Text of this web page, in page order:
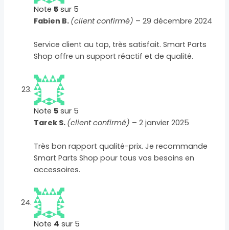
Note 5 sur 5
Fabien B. (client confirmé) – 29 décembre 2024
Service client au top, très satisfait. Smart Parts
Shop offre un support réactif et de qualité.
Note 5 sur 5
Tarek S. (client confirmé) – 2 janvier 2025
Très bon rapport qualité-prix. Je recommande
Smart Parts Shop pour tous vos besoins en
accessoires.
Note 4 sur 5